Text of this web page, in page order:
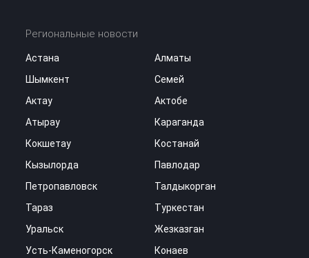
Региональные новости
Астана
Алматы
Шымкент
Семей
Актау
Актобе
Атырау
Караганда
Кокшетау
Костанай
Кызылорда
Павлодар
Петропавловск
Талдыкорган
Тараз
Туркестан
Уральск
Жезказган
Усть-Каменогорск
Конаев